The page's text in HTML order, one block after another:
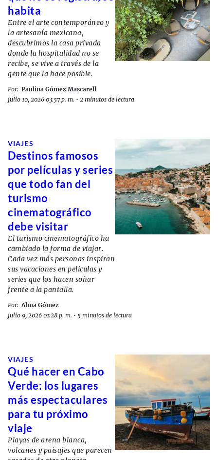
habita
Entre el arte contemporáneo y
la artesanía mexicana,
descubrimos la casa privada
donde la hospitalidad no se
recibe, se vive a través de la
gente que la hace posible.
Por: Paulina Gómez Mascarell
julio 10, 2026 03:57 p. m. • 2 minutos de lectura
VIAJES
Destinos famosos
por películas y series
que todo fan del
turismo
cinematográfico
debe visitar
El turismo cinematográfico ha
cambiado la forma de viajar.
Cada vez más personas inspiran
sus vacaciones en películas y
series que los hacen soñar
frente a la pantalla.
Por: Alma Gómez
julio 9, 2026 01:28 p. m. • 5 minutos de lectura
VIAJES
Qué hacer en Cabo
Verde: los lugares
más espectaculares
para tu próximo
viaje
Playas de arena blanca,
volcanes y paisajes que parecen